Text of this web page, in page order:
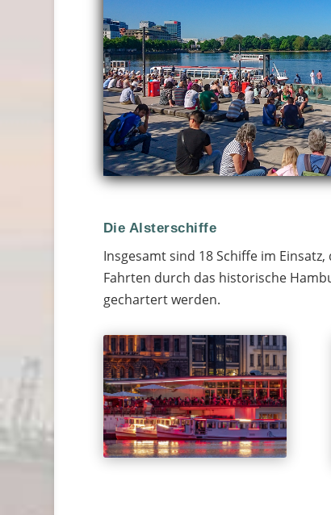
Die Alsterschiffe
Insgesamt sind 18 Schiffe im
Fahrten durch das historische
gechartert werden.